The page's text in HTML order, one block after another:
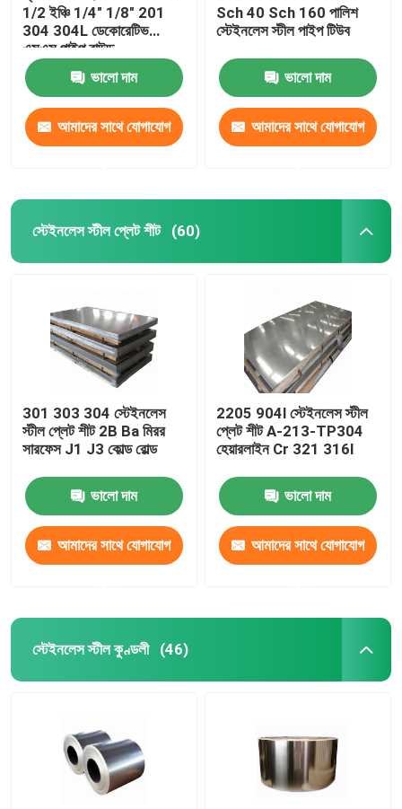
1/2 ইঞ্চি 1/4" 1/8" 201
304 304L ডেকোরেটিভ
এসএস পাইপ রাউন্ড
ভালো দাম
আমাদের সাথে যোগাযোগ
Sch 40 Sch 160 পালিশ
স্টেইনলেস স্টীল পাইপ টিউব
ভালো দাম
আমাদের সাথে যোগাযোগ
স্টেইনলেস স্টীল প্লেট শীট (60)
301 303 304 স্টেইনলেস
স্টীল প্লেট শীট 2B Ba মিরর
সারফেস J1 J3 কোল্ড রোল্ড
ভালো দাম
আমাদের সাথে যোগাযোগ
2205 904l স্টেইনলেস স্টীল
প্লেট শীট A-213-TP304
হেয়ারলাইন Cr 321 316l
ভালো দাম
আমাদের সাথে যোগাযোগ
স্টেইনলেস স্টীল কুণ্ডলী (46)